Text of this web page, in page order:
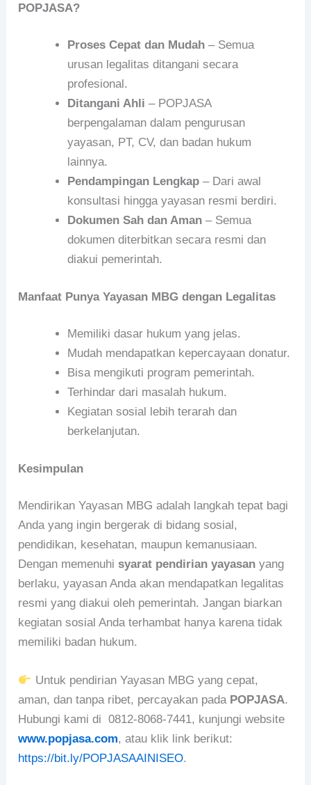
POPJASA?
Proses Cepat dan Mudah – Semua
urusan legalitas ditangani secara
profesional.
Ditangani Ahli – POPJASA
berpengalaman dalam pengurusan
yayasan, PT, CV, dan badan hukum
lainnya.
Pendampingan Lengkap – Dari awal
konsultasi hingga yayasan resmi berdiri.
Dokumen Sah dan Aman – Semua
dokumen diterbitkan secara resmi dan
diakui pemerintah.
Manfaat Punya Yayasan MBG dengan Legalitas
Memiliki dasar hukum yang jelas.
Mudah mendapatkan kepercayaan donatur.
Bisa mengikuti program pemerintah.
Terhindar dari masalah hukum.
Kegiatan sosial lebih terarah dan
berkelanjutan.
Kesimpulan
Mendirikan Yayasan MBG adalah langkah tepat bagi
Anda yang ingin bergerak di bidang sosial,
pendidikan, kesehatan, maupun kemanusiaan.
Dengan memenuhisyarat pendirian yayasan yang
berlaku, yayasan Anda akan mendapatkan legalitas
resmi yang diakui oleh pemerintah. Jangan biarkan
kegiatan sosial Anda terhambat hanya karena tidak
memiliki badan hukum.
Untuk pendirian Yayasan MBG yang cepat,
aman, dan tanpa ribet, percayakan pada POPJASA.
Hubungi kami di 0812-8068-7441, kunjungi website
www.popjasa.com, atau klik link berikut:
https://bit.ly/POPJASAAINISEO.